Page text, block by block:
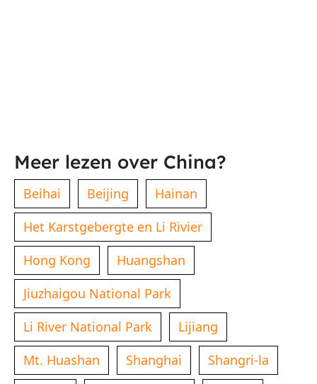
Meer lezen over China?
Beihai Beijing
Hainan
Het Karstgebergte en Li Rivier
Hong Kong
Huangshan
Jiuzhaigou National Park
Li River National Park
Lijiang
Mt. Huashan
Shanghai
Shangri-la